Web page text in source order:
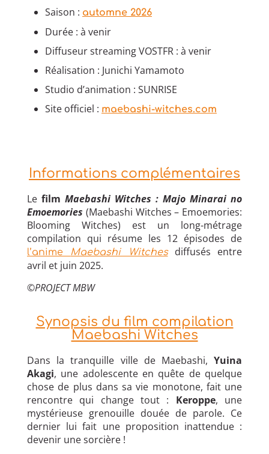
Saison : automne 2026
Durée : à venir
Diffuseur streaming VOSTFR : à venir
Réalisation : Junichi Yamamoto
Studio d’animation : SUNRISE
Site officiel : maebashi-witches.com
Informations complémentaires
Le film Maebashi Witches : Majo Minarai no
Emoemories (Maebashi Witches – Emoemories:
Blooming Witches)
est un long-métrage
compilation qui résume les 12 épisodes de
l’anime Maebashi Witchesdiffusés entre
avril et juin 2025.
©PROJECT MBW
Synopsis du film compilation
Maebashi Witches
Dans la tranquille ville de Maebashi, Yuina
Akagi, une adolescente en quête de quelque
chose de plus dans sa vie monotone, fait une
rencontre qui change tout : Keroppe, une
mystérieuse grenouille douée de parole. Ce
dernier lui fait une proposition inattendue :
devenir une sorcière !